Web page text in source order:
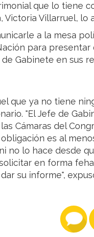
que lo tiene
Victoria Villarruel, lo
a la mesa
para
Gabinete en sus
que ya no tiene
"El Jefe de
Cámaras del
es al
no lo hace desde
en forma
su informe",